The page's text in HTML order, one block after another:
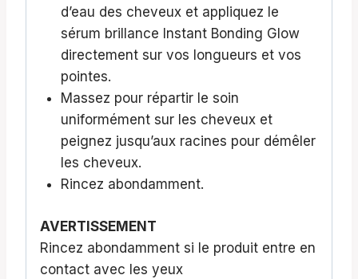
d’eau des cheveux et appliquez le
sérum brillance Instant Bonding Glow
directement sur vos longueurs et vos
pointes.
Massez pour répartir le soin
uniformément sur les cheveux et
peignez jusqu’aux racines pour démêler
les cheveux.
Rincez abondamment.
AVERTISSEMENT
Rincez abondamment si le produit entre en
contact avec les yeux